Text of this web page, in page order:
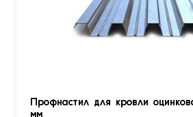
Профнастил для кровли